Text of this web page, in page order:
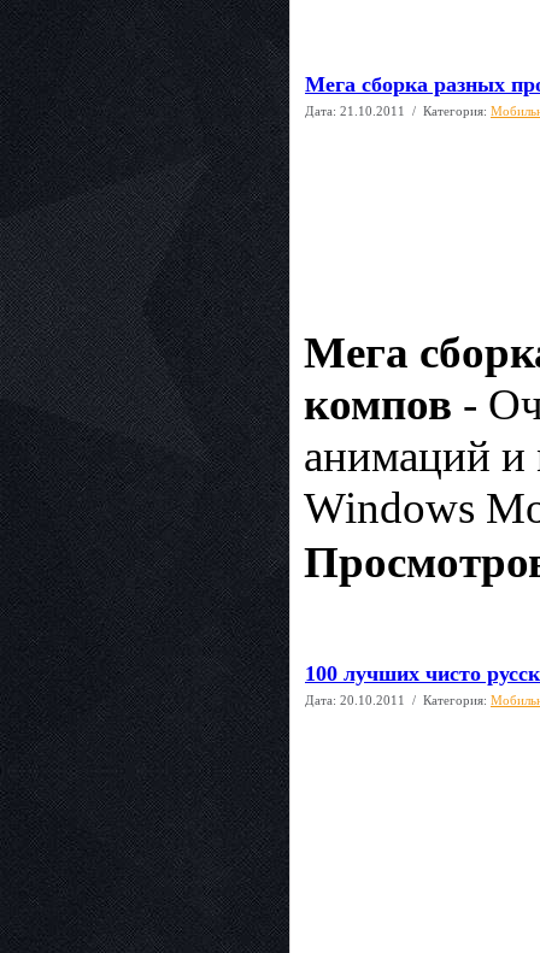
Мега сборка разных
Дата: 21.10.2011 / Категория:
Мега
компов -
анимаций и
Windows
100 лучших чисто
Дата: 20.10.2011 / Категория: